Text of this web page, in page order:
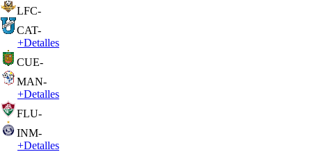
LFC-
CAT-
+Detalles
CUE-
MAN-
+Detalles
FLU-
INM-
+Detalles